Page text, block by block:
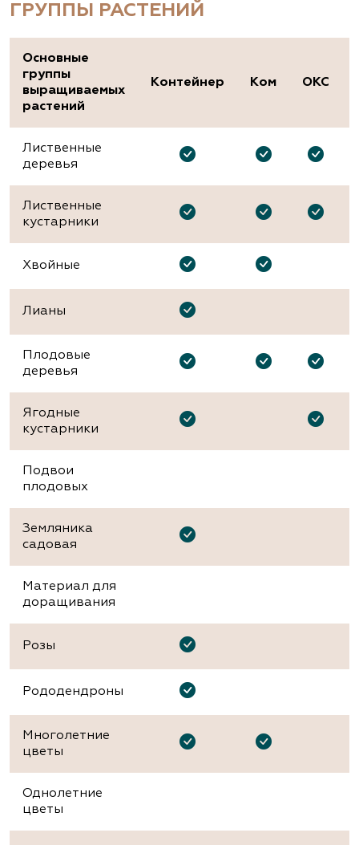
ГРУППЫ РАСТЕНИЙ
Основные
группы
выращиваемых
растений
Контейнер Ком ОКС
Лиственные
деревья
Лиственные
кустарники
Хвойные
Лианы
Плодовые
деревья
Ягодные
кустарники
Подвои
плодовых
Земляника
садовая
Материал для
доращивания
Розы
Рододендроны
Многолетние
цветы
Однолетние
цветы